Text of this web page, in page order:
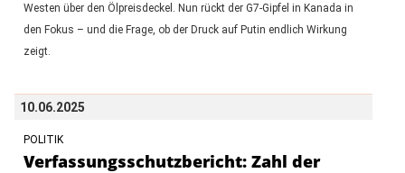
Westen über den Ölpreisdeckel. Nun rückt der G7-Gipfel in Kanada in
den Fokus – und die Frage, ob der Druck auf Putin endlich Wirkung
zeigt.
10.06.2025
POLITIK
Verfassungsschutzbericht: Zahl der